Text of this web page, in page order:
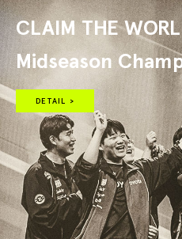
CLAIM THE
Midseason
DETAIL >